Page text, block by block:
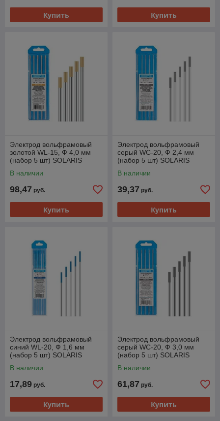
Купить Купить
Электрод вольфрамовый
золотой WL-15, Ф 4,0 мм
(набор 5 шт) SOLARIS
В наличии
98,47 руб.
Купить
Электрод вольфрамовый
серый WC-20, Ф 2,4 мм
(набор 5 шт) SOLARIS
В наличии
39,37 руб.
Купить
Электрод вольфрамовый
синий WL-20, Ф 1,6 мм
(набор 5 шт) SOLARIS
В наличии
17,89 руб.
Купить
Электрод вольфрамовый
серый WC-20, Ф 3,0 мм
(набор 5 шт) SOLARIS
В наличии
61,87 руб.
Купить